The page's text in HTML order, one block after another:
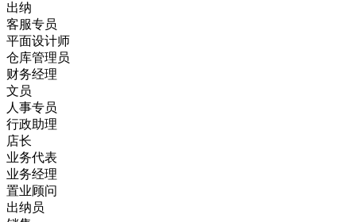
出纳
客服专员
平面设计师
仓库管理员
财务经理
文员
人事专员
行政助理
店长
业务代表
业务经理
置业顾问
出纳员